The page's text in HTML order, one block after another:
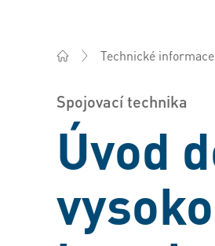
Technické informace
Spojovací technika
Úvod